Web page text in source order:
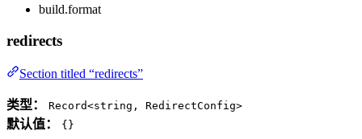
build.format
redirects
Section titled “redirects”
类型： Record<string, RedirectConfig>
默认值： {}